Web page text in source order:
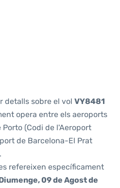
detalls sobre el vol VY8481
opera entre els aeroports
(Codi de l'Aeroport
de Barcelona-El Prat
refereixen específicament
09 de Agost de